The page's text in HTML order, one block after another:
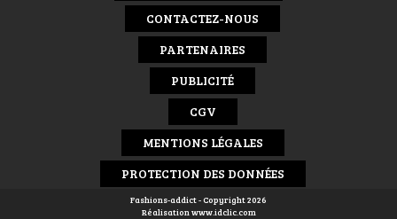
CONTACTEZ-NOUS
PARTENAIRES
PUBLICITÉ
CGV
MENTIONS LÉGALES
PROTECTION DES DONNÉES
Fashions-addict - Copyright 2026
Réalisationwww.idclic.com